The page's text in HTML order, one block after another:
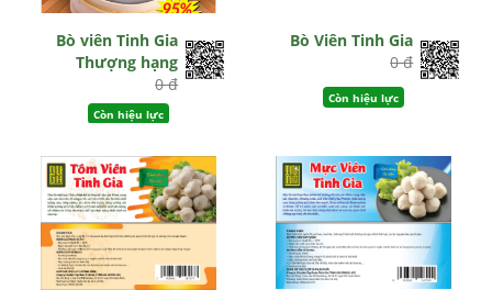
Bò viên Tinh Gia
Thượng hạng
0 đ
Còn hiệu lực
Bò Viên Tinh Gia
0 đ
Còn hiệu lực